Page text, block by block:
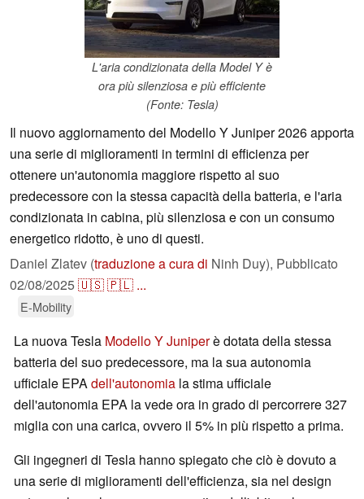
L'aria condizionata della Model Y è
ora più silenziosa e più efficiente
(Fonte: Tesla)
Il nuovo aggiornamento del Modello Y Juniper 2026 apporta
una serie di miglioramenti in termini di efficienza per
ottenere un'autonomia maggiore rispetto al suo
predecessore con la stessa capacità della batteria, e l'aria
condizionata in cabina, più silenziosa e con un consumo
energetico ridotto, è uno di questi.
Daniel Zlatev (traduzione a cura di Ninh Duy), Pubblicato
02/08/2025🇺🇸🇵🇱 ...
E-Mobility
La nuova Tesla Modello Y Juniperè dotata della stessa
batteria del suo predecessore, ma la sua autonomia
ufficiale EPAdell'autonomia la stima ufficiale
dell'autonomia EPA la vede ora in grado di percorrere 327
miglia con una carica, ovvero il 5% in più rispetto a prima.
Gli ingegneri di Tesla hanno spiegato che ciò è dovuto a
una serie di miglioramenti dell'efficienza, sia nel design